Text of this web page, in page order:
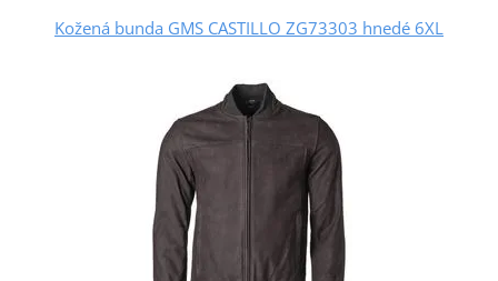
Kožená bunda GMS CASTILLO ZG73303 hnedé 6XL